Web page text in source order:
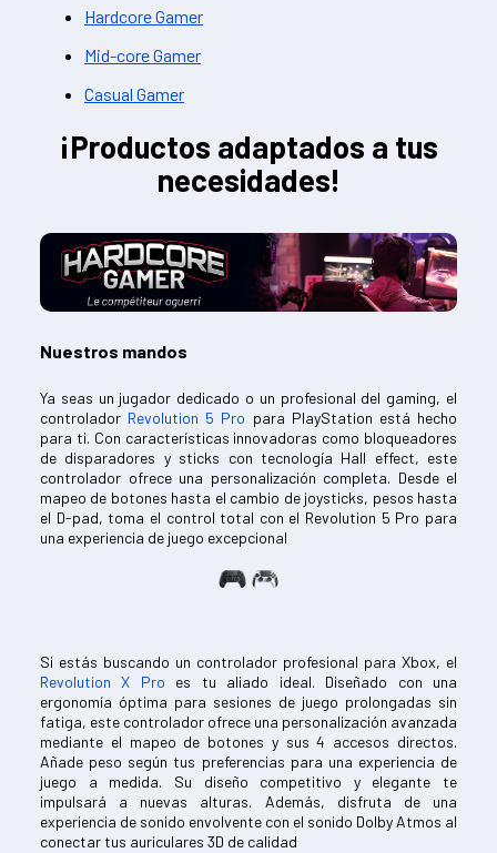
Hardcore Gamer
Mid-core Gamer
Casual Gamer
¡Productos adaptados a tus
necesidades!
Nuestros mandos
Ya seas un jugador dedicado o un profesional del gaming, el
controlador Revolution 5 Pro para PlayStation está hecho
para ti. Con características innovadoras como bloqueadores
de disparadores y sticks con tecnología Hall effect, este
controlador ofrece una personalización completa. Desde el
mapeo de botones hasta el cambio de joysticks, pesos hasta
el D-pad, toma el control total con el Revolution 5 Pro para
una experiencia de juego excepcional
Si estás buscando un controlador profesional para Xbox, el
Revolution X Pro es tu aliado ideal. Diseñado con una
ergonomía óptima para sesiones de juego prolongadas sin
fatiga, este controlador ofrece una personalización avanzada
mediante el mapeo de botones y sus 4 accesos directos.
Añade peso según tus preferencias para una experiencia de
juego a medida. Su diseño competitivo y elegante te
impulsará a nuevas alturas. Además, disfruta de una
experiencia de sonido envolvente con el sonido Dolby Atmos al
conectar tus auriculares 3D de calidad